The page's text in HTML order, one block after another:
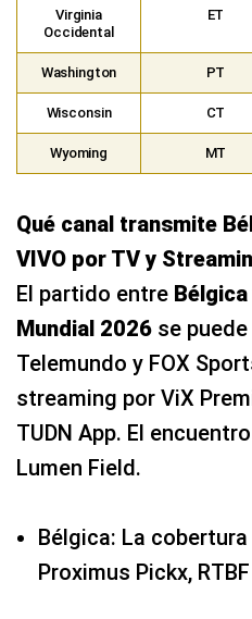
Virginia
Occidental
ET
Washington PT
Wisconsin CT
Wyoming MT
Qué canal transmite
VIVO por TV y
El partido entre
Mundial 2026 se puede
Telemundo y FOX
streaming por ViX
TUDN App. El
Lumen Field.
Bélgica: La cobertura
Proximus Pickx,